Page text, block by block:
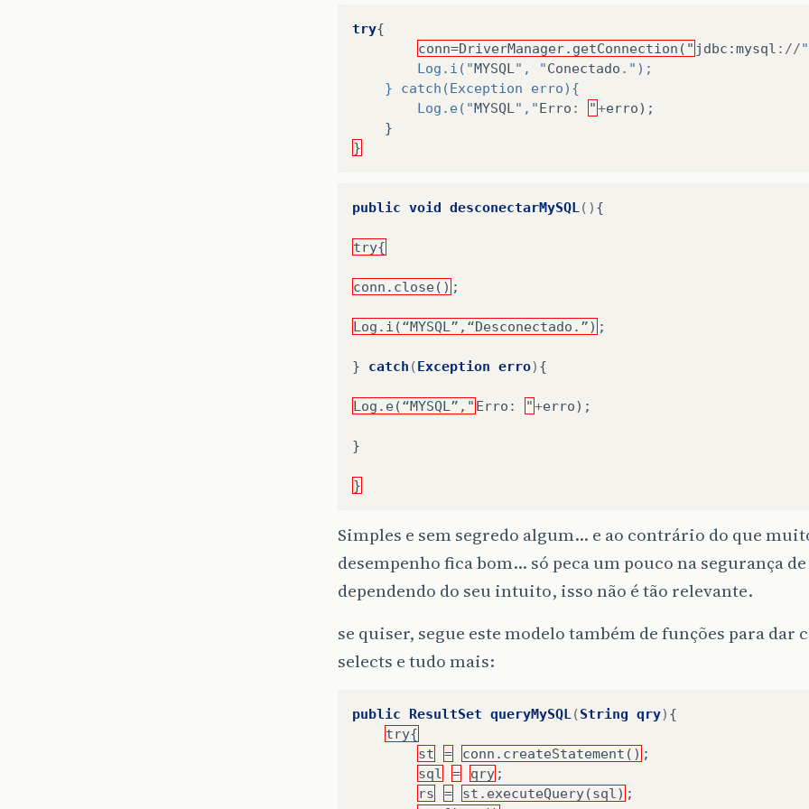
try{
conn=DriverManager.getConnection(" jdbc :mysql ://
		Log.i("
MYSQL ", "Conectado . ");
	} catch(Exception erro){
		Log.e("
MYSQL ","Erro : "+erro);
}
}
public void desconectarMySQL () {
try{
conn.close() ;
Log.i(“MYSQL”,“Desconectado.”) ;
} catch (Exception erro) {
Log.e(“MYSQL”," Erro : "+erro);
}
}
Simples e sem segredo algum… e ao contrário do que
desempenho fica bom… só peca um pouco na segurança
dependendo do seu intuito, isso não é tão relevante.
se quiser, segue este modelo também de funções para dar
selects e tudo mais:
public ResultSet queryMySQL (String qry) {
try{
st
= conn.createStatement() ;
sql
= qry ;
rs
= st.executeQuery(sql) ;